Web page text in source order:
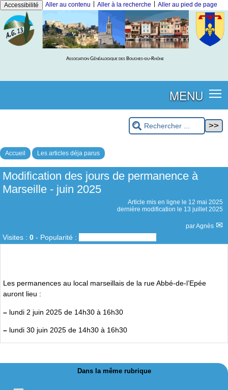
Accessibilité Aller au contenu Aller à la recherche Aller au pied de page
Association Généalogique des Bouches-du-Rhône
MENU
Accueil Les articles déja parus
Modification des jours de permanence à
Marseille - juin 2025
Article mis en ligne le 12 mai 2025
dernière modification le 13 juillet 2025
parAgnès
Visites : 0 - Popularité :
Les permanences au local marseillais de la rue Abbé-de-l’Epée
auront lieu :
– lundi 2 juin 2025 de 14h30 à 16h30
– lundi 30 juin 2025 de 14h30 à 16h30
Dans la même rubrique